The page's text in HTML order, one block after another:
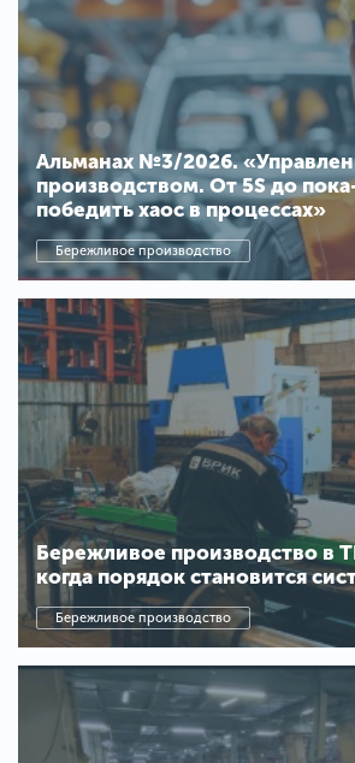
Альманах №3/2026.
производством. От 5S до
победить хаос в процессах»
Бережливое производство
Бережливое производство в
когда порядок становится
Бережливое производство